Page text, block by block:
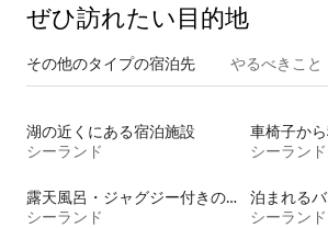
ぜひ訪⁠れ⁠た⁠い目⁠的⁠地
その他のタ⁠イ⁠プ⁠の宿⁠泊⁠先 やるべきこと
湖の近くにある宿泊施設
シーランド
シーランド
露天風呂・ジャグジー付きの宿泊施設
シーランド
シーランド